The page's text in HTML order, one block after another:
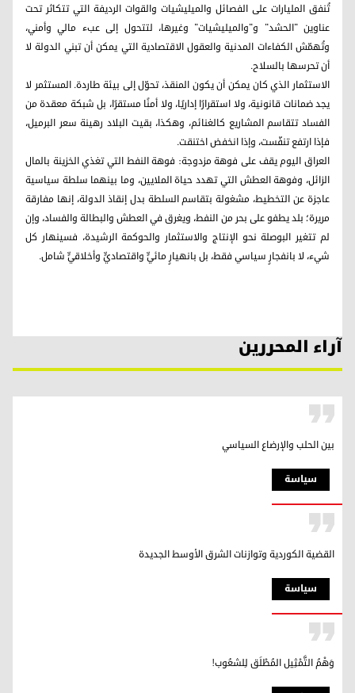
تُنفق المليارات على الفصائل والميليشيات والقوات الرديفة التي تتكاثر تحت
عناوين "الحشد" و"والميليشيات" وغيرها، لتتحول إلى عبء مالي وأمني،
وتُهمّش الكفاءات المدنية والعقول الاقتصادية التي يمكن أن تبني الدولة لا
أن تحرسها بالسلاح.
الاستثمار الذي كان يمكن أن يكون المنقذ، تحوّل إلى بيئة طاردة. المستثمر لا
يجد ضمانات قانونية، ولا استقرارًا إداريًا، ولا أمنًا مستقرًا، بل شبكة معقدة من
الفساد تتقاسم المشاريع كالغنائم، وهكذا، بقيت البلاد رهينة سعر البرميل،
فإذا ارتفع تنفّست، وإذا انخفض اختنقت.
العراق اليوم يقف على فوهة مزدوجة: فوهة النفط التي تغذي الخزينة بالمال
الزائل، وفوهة العطش التي تهدد حياة الملايين، وما بينهما سلطة سياسية
عاجزة عن التخطيط، مشغولة بتقاسم السلطة بدل إنقاذ الدولة، إنها مفارقة
مريرة؛ بلد يطفو على بحر من النفط، ويغرق في العطش والبطالة والفساد، وإن
لم تتغير البوصلة نحو الإنتاج والاستثمار والحوكمة الرشيدة، فسينهار كل
شيء، لا بانفجارٍ سياسي فقط، بل بانهيارٍ مائيٍّ واقتصاديٍّ وأخلاقيٍّ شامل.
آراء المحررين
سیاسة
بين الحلب والإرضاع السياسي
سیاسة
القضية الكوردية وتوازنات الشرق الأوسط الجديدة
وَهْمُ التَّمْثِيل المُطْلَق لِلشعُوب!